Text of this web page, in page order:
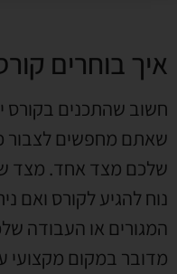
איך בוחרים
חשוב שהתכנים בקורס
שאתם מחפשים לצבור
שלכם מצד אחד. מצד
נוח להגיע לקורס ואם
המגורים או העבודה
מדובר במקום